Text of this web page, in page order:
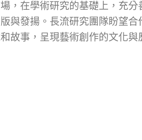
，在學術研究的基礎上，充
與發揚。長流研究團隊盼望
故事，呈現藝術創作的文化與